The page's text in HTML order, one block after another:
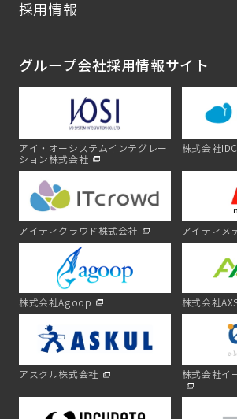
採用情報
グループ会社採用情報サイト
アイ・オーシステムインテグレー
ション株式会社
株式会社
アイティクラウド株式会社 アイティメ
株式会社Agoop 株式会社
アスクル株式会社 株式会社イ